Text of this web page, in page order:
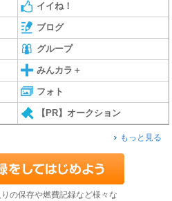
イイね！
ブログ
グループ
みんカラ＋
フォト
【PR】オークション
もっと見る
の保存や燃費記録など様々な